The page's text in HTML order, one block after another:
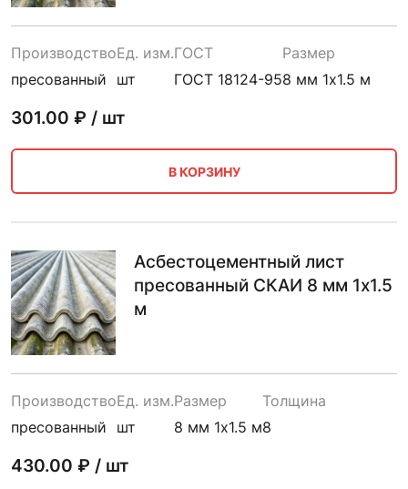
Производство
пресованный
Ед. изм.
шт
ГОСТ
ГОСТ 18124-95
Размер
8 мм 1х1.5 м
301.00 ₽ / шт
В КОРЗИНУ
Асбестоцементный лист
пресованный СКАИ 8 мм 1х1.5
м
Производство
пресованный
Ед. изм.
шт
Размер
8 мм 1х1.5 м
Толщина
8
430.00 ₽ / шт